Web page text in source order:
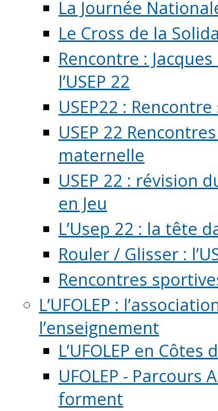
La Journée
Le Cross de la
Rencontre :
l’USEP 22
USEP22 :
USEP 22
maternelle
USEP 22 : révision
en Jeu
L’Usep 22 : la tête
Rouler / Glisser :
Rencontres
L’UFOLEP :
l’enseignement
L’UFOLEP en Côtes
UFOLEP -
forment